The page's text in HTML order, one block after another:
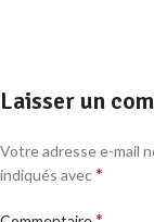
Laisser un
Votre adresse e-mail
indiqués avec*